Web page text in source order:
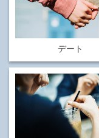
デート